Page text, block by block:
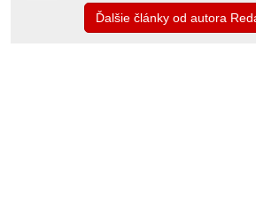
Ďalšie články od autora